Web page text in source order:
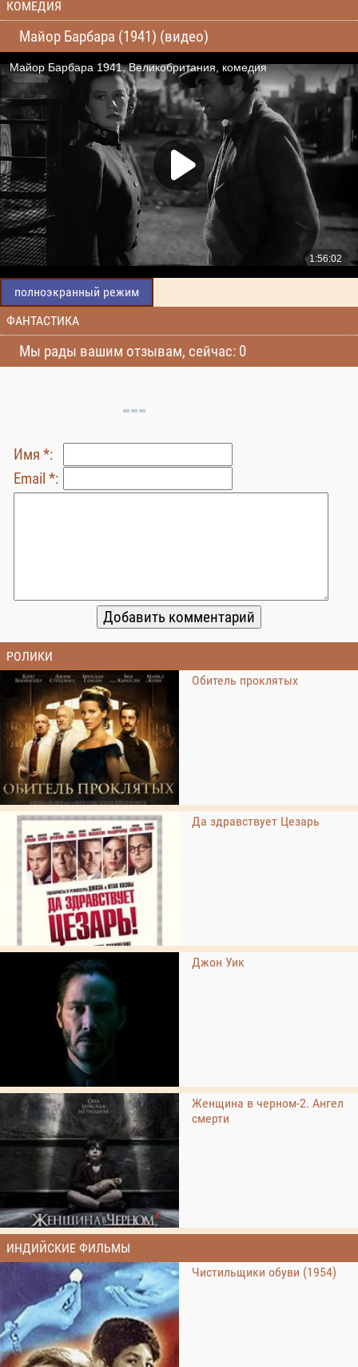
КОМЕДИЯ
Майор Барбара (1941) (видео)
полноэкранный режим
ФАНТАСТИКА
Мы рады вашим отзывам, сейчас: 0
Имя *:
Email *:
РОЛИКИ
Обитель проклятых
Да здравствует Цезарь
Джон Уик
Женщина в черном-2. Ангел
смерти
ИНДИЙСКИЕ ФИЛЬМЫ
Чистильщики обуви (1954)